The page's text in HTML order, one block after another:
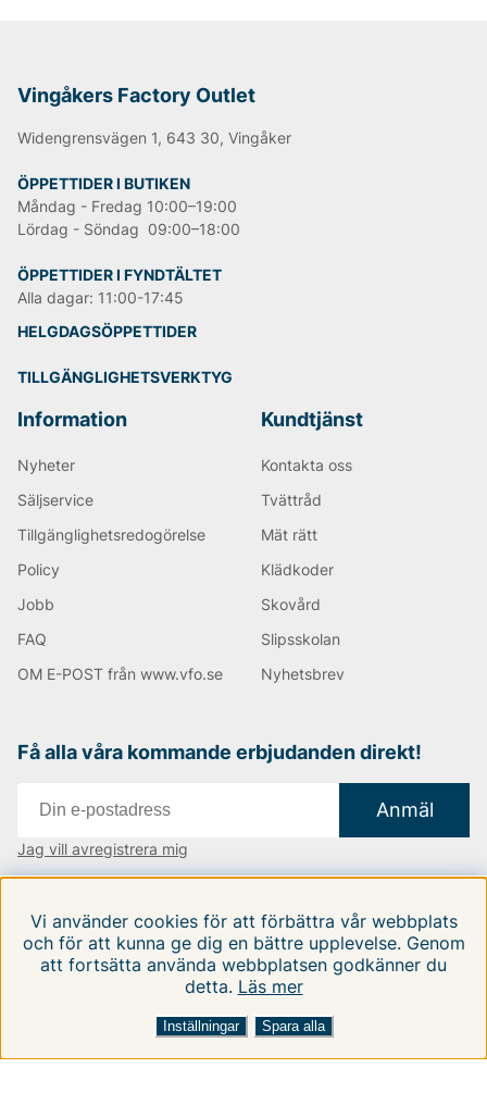
Vingåkers Factory Outlet
Widengrensvägen 1, 643 30, Vingåker
ÖPPETTIDER I BUTIKEN
Måndag - Fredag 10:00–19:00
Lördag - Söndag 09:00–18:00
ÖPPETTIDER I FYNDTÄLTET
Alla dagar: 11:00-17:45
HELGDAGSÖPPETTIDER
TILLGÄNGLIGHETSVERKTYG
Information
Nyheter
Säljservice
Tillgänglighetsredogörelse
Policy
Jobb
FAQ
OM E-POST från www.vfo.se
Kundtjänst
Kontakta oss
Tvättråd
Mät rätt
Klädkoder
Skovård
Slipsskolan
Nyhetsbrev
Få alla våra kommande erbjudanden direkt!
Anmäl
Jag vill avregistrera mig
Följ oss på våra sociala medier
Vi använder cookies för att förbättra vår webbplats
och för att kunna ge dig en bättre upplevelse. Genom
att fortsätta använda webbplatsen godkänner du
detta. Läs mer
Inställningar Spara alla